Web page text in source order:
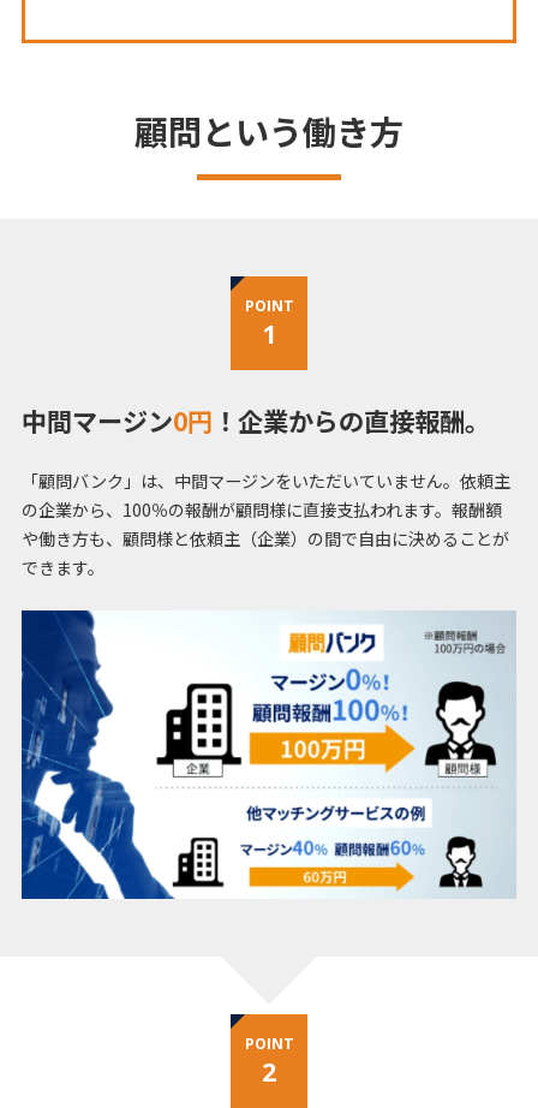
顧問という働き方
POINT
1
中間マージン0円 ！企業からの直接報酬。
「顧問バンク」は、中間マージンをいただいていません。依頼主
の企業から、100％の報酬が顧問様に直接支払われます。報酬額
や働き方も、顧問様と依頼主（企業）の間で自由に決めることが
できます。
POINT
2